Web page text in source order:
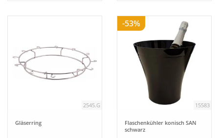
2545.G
Gläserring
-53%
15583
Flaschenkühler konisch SAN
schwarz